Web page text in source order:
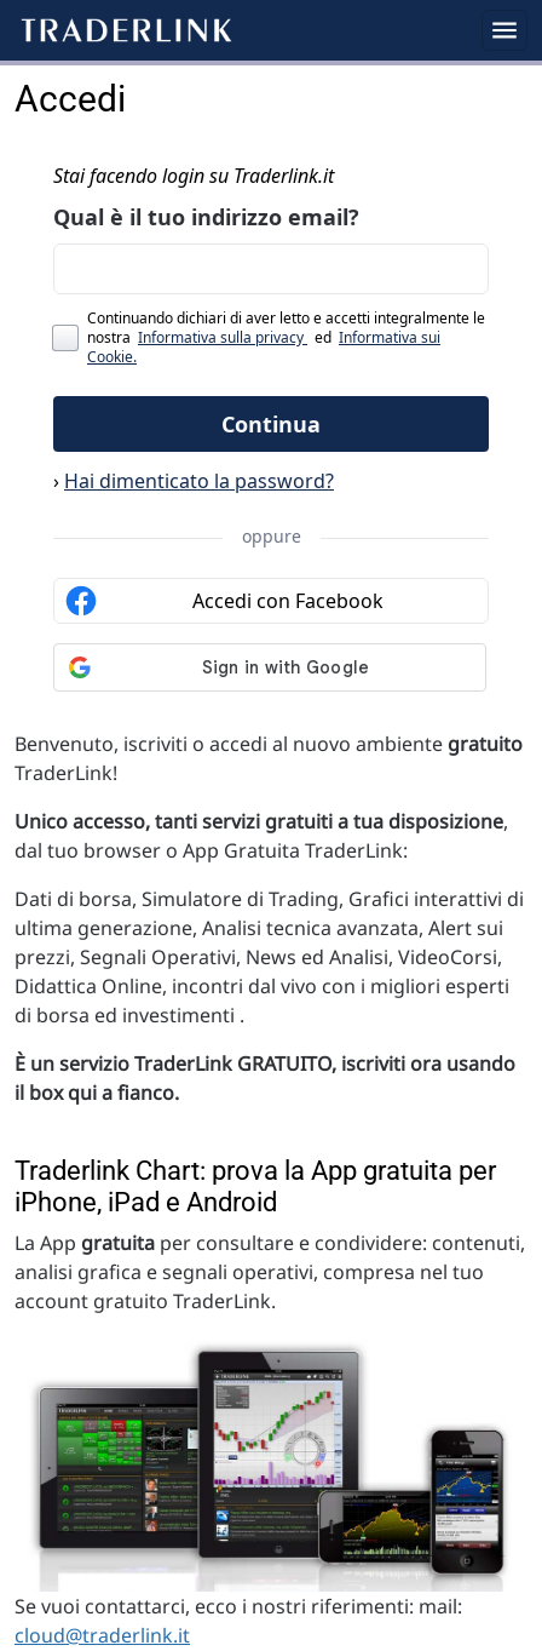
Accedi
Benvenuto, iscriviti o accedi al nuovo ambiente gratuito
TraderLink!
Unico accesso, tanti servizi gratuiti a tua disposizione,
dal tuo browser o App Gratuita TraderLink:
Dati di borsa, Simulatore di Trading, Grafici interattivi di
ultima generazione, Analisi tecnica avanzata, Alert sui
prezzi, Segnali Operativi, News ed Analisi, VideoCorsi,
Didattica Online, incontri dal vivo con i migliori esperti
di borsa ed investimenti .
È un servizio TraderLink GRATUITO, iscriviti ora usando
il box qui a fianco.
Traderlink Chart: prova la App gratuita per
iPhone, iPad e Android
La App gratuita per consultare e condividere: contenuti,
analisi grafica e segnali operativi, compresa nel tuo
account gratuito TraderLink.
Se vuoi contattarci, ecco i nostri riferimenti: mail:
cloud@traderlink.it